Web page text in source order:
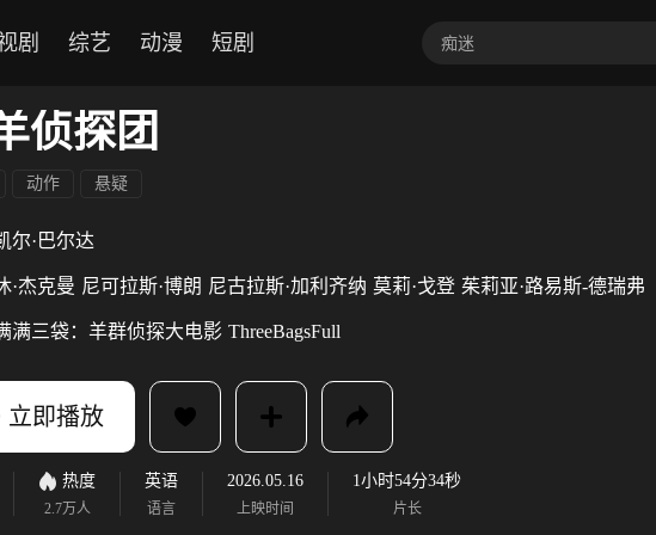
剧 综艺 动漫 短剧
侦探团
动作 悬疑
尔·巴尔达
·杰克曼 尼可拉斯·博朗 尼古拉斯·加利齐纳 莫莉·戈登 茱莉亚·路易斯-德瑞弗
满三袋：羊群侦探大电影 ThreeBagsFull
立即播放
热度
2.7万人
英语
语言
2026.05.16
上映时间
1小时54分34秒
片长